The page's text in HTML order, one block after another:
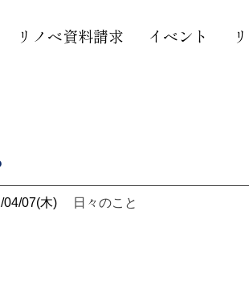
リノベ資料請求 イベント
04/07(木) 日々のこと